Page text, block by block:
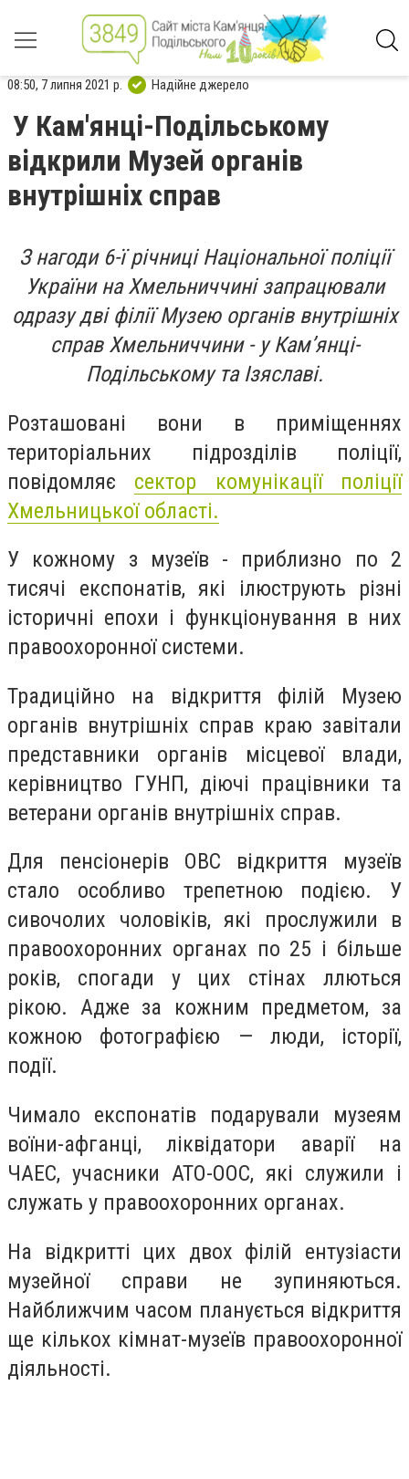
08:50, 7 липня 2021 р. Надійне джерело
У Кам'янці-Подільському
відкрили Музей органів
внутрішніх справ
З нагоди 6-ї річниці Національної поліції
України на Хмельниччині запрацювали
одразу дві філії Музею органів внутрішніх
справ Хмельниччини - у Кам’янці-
Подільському та Ізяславі.
Розташовані вони в приміщеннях
територіальних підрозділів поліції,
повідомляє сектор комунікації поліції
Хмельницької області.
У кожному з музеїв - приблизно по 2
тисячі експонатів, які ілюструють різні
історичні епохи і функціонування в них
правоохоронної системи.
Традиційно на відкриття філій Музею
органів внутрішніх справ краю завітали
представники органів місцевої влади,
керівництво ГУНП, діючі працівники та
ветерани органів внутрішніх справ.
Для пенсіонерів ОВС відкриття музеїв
стало особливо трепетною подією. У
сивочолих чоловіків, які прослужили в
правоохоронних органах по 25 і більше
років, спогади у цих стінах ллються
рікою. Адже за кожним предметом, за
кожною фотографією — люди, історії,
події.
Чимало експонатів подарували музеям
воїни-афганці, ліквідатори аварії на
ЧАЕС, учасники АТО-ООС, які служили і
служать у правоохоронних органах.
На відкритті цих двох філій ентузіасти
музейної справи не зупиняються.
Найближчим часом планується відкриття
ще кількох кімнат-музеїв правоохоронної
діяльності.